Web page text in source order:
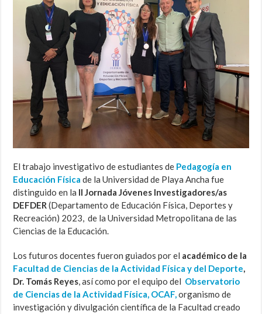
El trabajo investigativo de estudiantes de Pedagogía en
Educación Física de la Universidad de Playa Ancha fue
distinguido en la II Jornada Jóvenes Investigadores/as
DEFDER(Departamento de Educación Física, Deportes y
Recreación) 2023, de la Universidad Metropolitana de las
Ciencias de la Educación.
Los futuros docentes fueron guiados por el académico de la
Facultad de Ciencias de la Actividad Física y del Deporte,
Dr. Tomás Reyes, así como por el equipo del Observatorio
de Ciencias de la Actividad Física, OCAF,organismo de
investigación y divulgación científica de la Facultad creado